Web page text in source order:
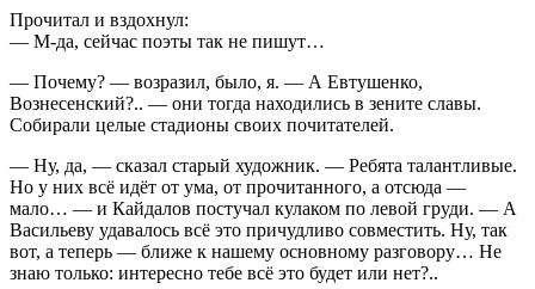
Прочитал и вздохнул:
— М-да, сейчас поэты так не пишут…
— Почему? — возразил, было, я. — А Евтушенко,
Вознесенский?.. — они тогда находились в зените славы.
Собирали целые стадионы своих почитателей.
— Ну, да, — сказал старый художник. — Ребята талантливые.
Но у них всё идёт от ума, от прочитанного, а отсюда —
мало… — и Кайдалов постучал кулаком по левой груди. — А
Васильеву удавалось всё это причудливо совместить. Ну, так
вот, а теперь — ближе к нашему основному разговору… Не
знаю только: интересно тебе всё это будет или нет?..